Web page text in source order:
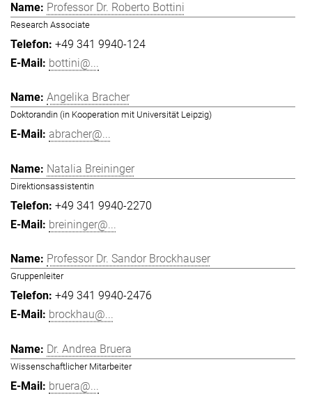
Professor Dr. Roberto Bottini
Research Associate
+49 341 9940-124
bottini@...
Angelika Bracher
Doktorandin (in Kooperation mit Universität Leipzig)
abracher@...
Natalia Breininger
Direktionsassistentin
+49 341 9940-2270
breininger@...
Professor Dr. Sandor Brockhauser
Gruppenleiter
+49 341 9940-2476
brockhau@...
Dr. Andrea Bruera
Wissenschaftlicher Mitarbeiter
bruera@...